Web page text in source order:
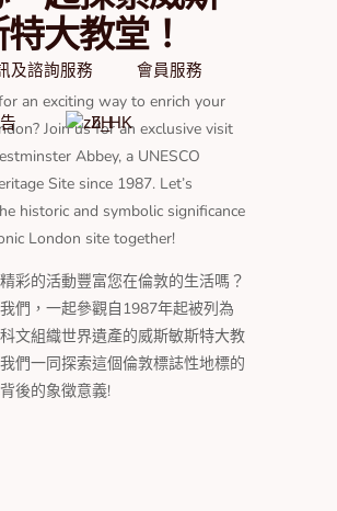
及諮詢服務 會員服務
ZH
大教堂！
an exciting way to enrich your
Join us for an exclusive visit
Abbey, a UNESCO
Site since 1987. Let’s
historic and symbolic significance
London site together!
彩的活動豐富您在倫敦的生活嗎？
們，一起參觀自1987年起被列為
文組織世界遺產的威斯敏斯特大教
們一同探索這個倫敦標誌性地標的
後的象徵意義!